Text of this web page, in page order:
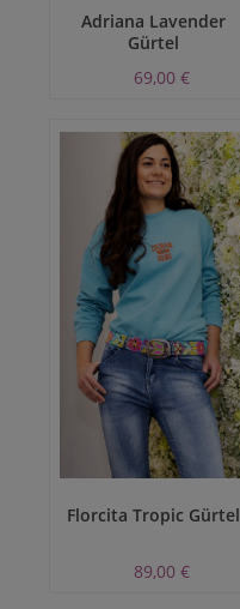
Adriana Lavender
Gürtel
69,00 €
Florcita Tropic Gürtel
89,00 €